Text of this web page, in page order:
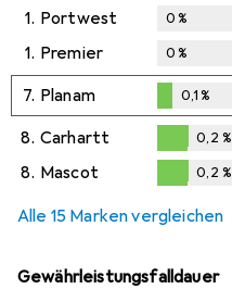
1. Portwest 0%
1. Premier 0%
7. Planam
0,1%
0,1%
8. Carhartt
0,2%
0,2 %
8. Mascot 0,2 %
Alle 15 Marken vergleichen
Gewährleistungsfalldauer